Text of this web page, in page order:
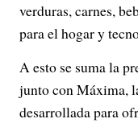
verduras, carnes,
para el hogar y
A esto se suma la
junto con Máxima,
desarrollada para